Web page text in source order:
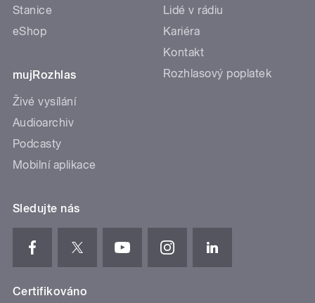
Stanice
eShop
mujRozhlas
Živé vysílání
Audioarchiv
Podcasty
Mobilní aplikace
Lidé v rádiu
Kariéra
Kontakt
Rozhlasový poplatek
Sledujte nás
Certifikováno